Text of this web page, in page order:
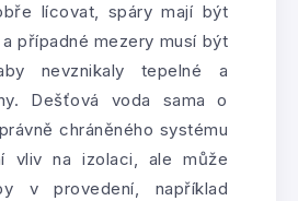
lícovat, spáry mají být
případné mezery musí být
nevznikaly tepelné a
Dešťová voda sama o
chráněného systému
vliv na izolaci, ale může
v provedení, například